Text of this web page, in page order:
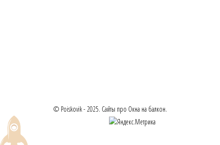
© Poiskovik - 2025. Сайты про Окна на балкон.